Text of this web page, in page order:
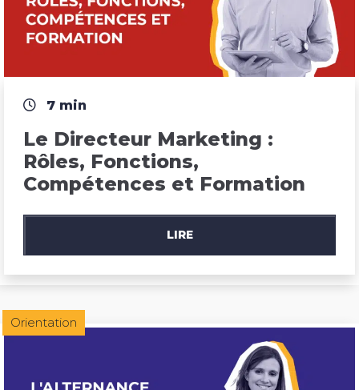
7 min
Le Directeur Marketing :
Rôles, Fonctions,
Compétences et Formation
LIRE
Orientation